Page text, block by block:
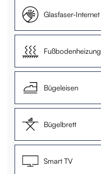
Glasfaser-Internet
Fußbodenheizung
Bügeleisen
Bügelbrett
Smart TV